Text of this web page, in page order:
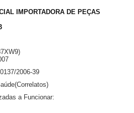
IMPORTADORA DE PEÇAS
2006-39
a Funcionar: